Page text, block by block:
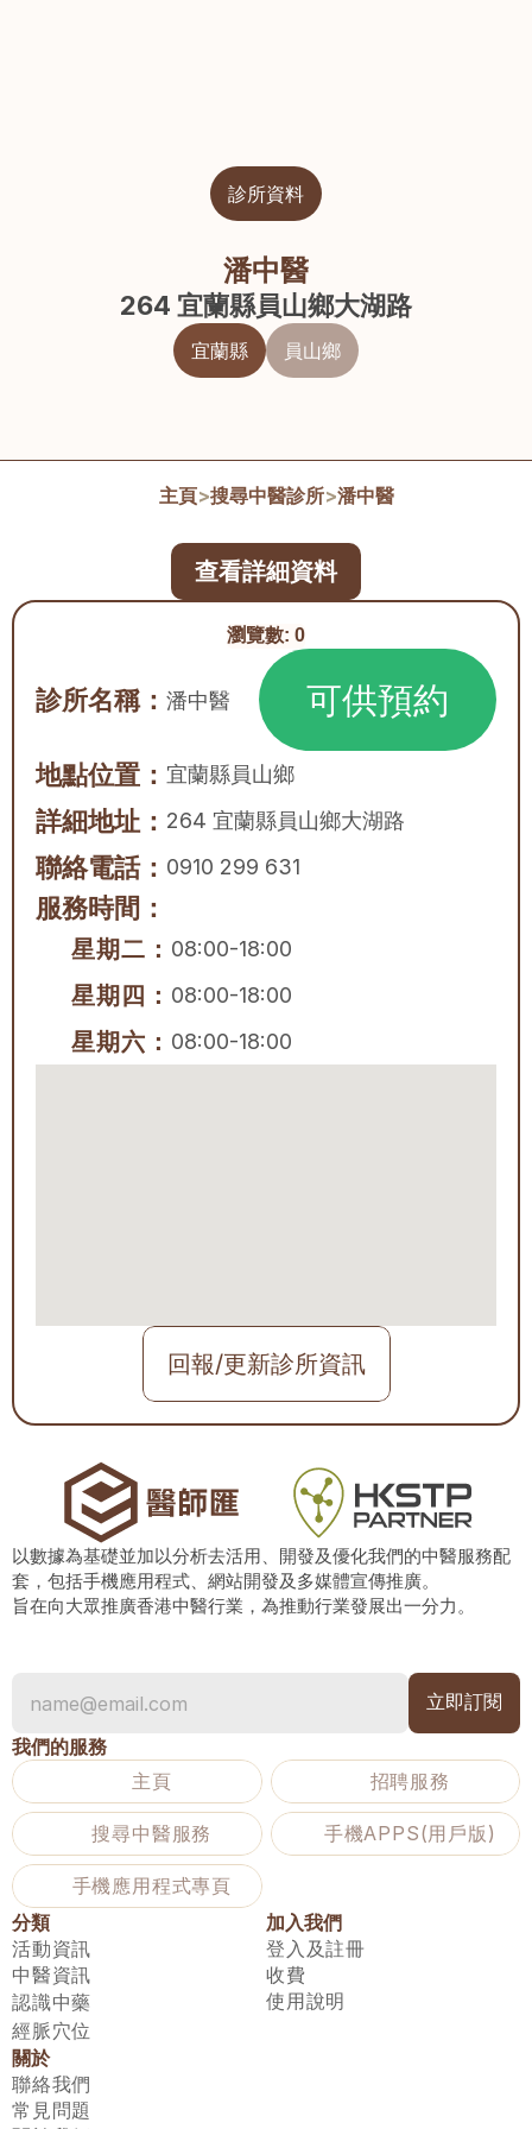
診所資料
潘中醫
264 宜蘭縣員山鄉大湖路
宜蘭縣 員山鄉
主頁>搜尋中醫診所>潘中醫
瀏覽數: 0
診所名稱： 潘中醫 可供預約
地點位置： 宜蘭縣員山鄉
詳細地址： 264 宜蘭縣員山鄉大湖路
聯絡電話： 0910 299 631
服務時間：
星期二： 08:00-18:00
星期四： 08:00-18:00
星期六： 08:00-18:00
回報/更新診所資訊
查看詳細資料
以數據為基礎並加以分析去活用、開發及優化我們的中醫服務配
套，包括手機應用程式、網站開發及多媒體宣傳推廣。
旨在向大眾推廣香港中醫行業，為推動行業發展出一分力。
我們的服務
主頁
招聘服務
搜尋中醫服務 手機APPS(用戶版)
手機應用程式專頁
分類
活動資訊
中醫資訊
認識中藥
經脈穴位
加入我們
登入及註冊
收費
使用說明
關於
聯絡我們
常見問題